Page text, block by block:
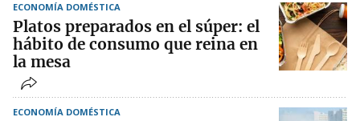
ECONOMÍA DOMÉSTICA
Platos preparados en el súper: el
hábito de consumo que reina en
la mesa
ECONOMÍA DOMÉSTICA